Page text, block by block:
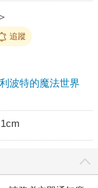
＞
追蹤
波特的魔法世界